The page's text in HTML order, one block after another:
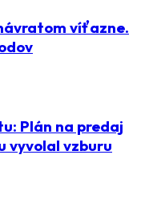
víťazne.
Plán na predaj
vyvolal vzburu